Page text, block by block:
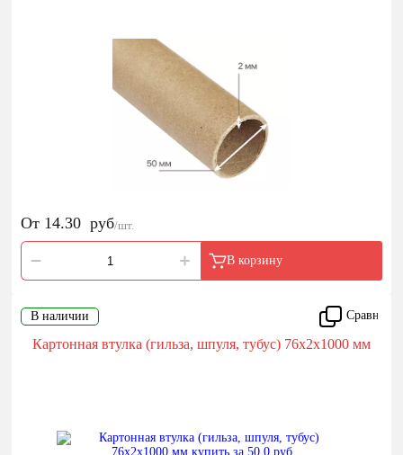
От 14.30 руб/шт.
В корзину
Сравнить
В наличии
Картонная втулка (гильза, шпуля, тубус) 76х2х1000 мм